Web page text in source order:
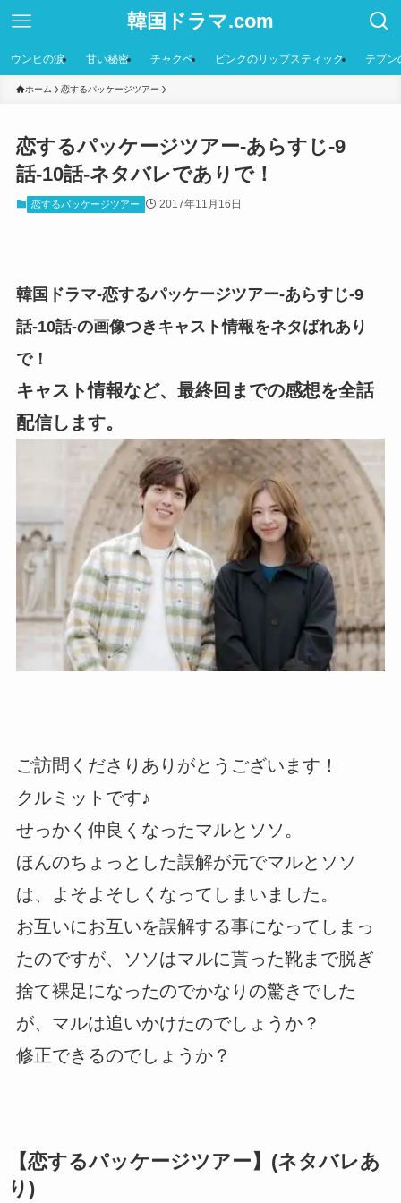
韓国ドラマ.com
ウンヒの涙 甘い秘密 チャクペ ピンクのリップスティック テプン
ホーム 恋するパッケージツアー
恋するパッケージツアー-あらすじ-9
話-10話-ネタバレでありで！
恋するパッケージツアー 2017年11月16日
韓国ドラマ-恋するパッケージツアー-あらすじ-9
話-10話-の画像つきキャスト情報をネタばれあり
で！
キャスト情報など、最終回までの感想を全話
配信します。
ご訪問くださりありがとうございます！
クルミットです♪
せっかく仲良くなったマルとソソ。
ほんのちょっとした誤解が元でマルとソソ
は、よそよそしくなってしまいました。
お互いにお互いを誤解する事になってしまっ
たのですが、ソソはマルに貰った靴まで脱ぎ
捨て裸足になったのでかなりの驚きでした
が、マルは追いかけたのでしょうか？
修正できるのでしょうか？
【恋するパッケージツアー】(ネタバレあ
り)